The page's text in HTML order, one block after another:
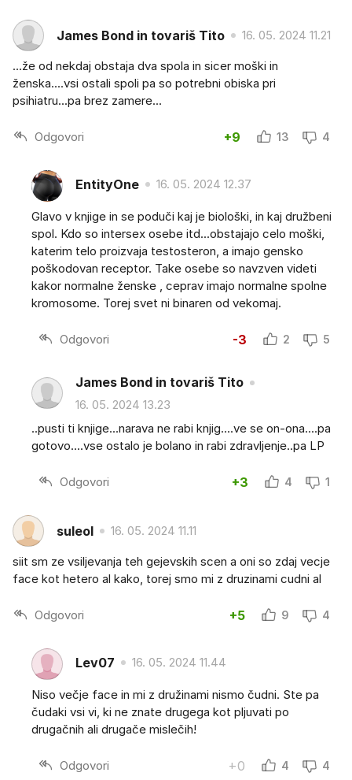
James Bond in tovariš Tito 16. 05. 2024 11.21
...že od nekdaj obstaja dva spola in sicer moški in
ženska....vsi ostali spoli pa so potrebni obiska pri
psihiatru...pa brez zamere...
Odgovori +9 13 4
EntityOne 16. 05. 2024 12.37
Glavo v knjige in se poduči kaj je biološki, in kaj družbeni
spol. Kdo so intersex osebe itd...obstajajo celo moški,
katerim telo proizvaja testosteron, a imajo gensko
poškodovan receptor. Take osebe so navzven videti
kakor normalne ženske , ceprav imajo normalne spolne
kromosome. Torej svet ni binaren od vekomaj.
Odgovori -3 2 5
James Bond in tovariš Tito
16. 05. 2024 13.23
..pusti ti knjige...narava ne rabi knjig....ve se on-ona....pa
gotovo....vse ostalo je bolano in rabi zdravljenje..pa LP
Odgovori +3 4 1
suleol 16. 05. 2024 11.11
siit sm ze vsiljevanja teh gejevskih scen a oni so zdaj vecje
face kot hetero al kako, torej smo mi z druzinami cudni al
Odgovori +5 9 4
Lev07 16. 05. 2024 11.44
Niso večje face in mi z družinami nismo čudni. Ste pa
čudaki vsi vi, ki ne znate drugega kot pljuvati po
drugačnih ali drugače mislečih!
Odgovori +0 4 4